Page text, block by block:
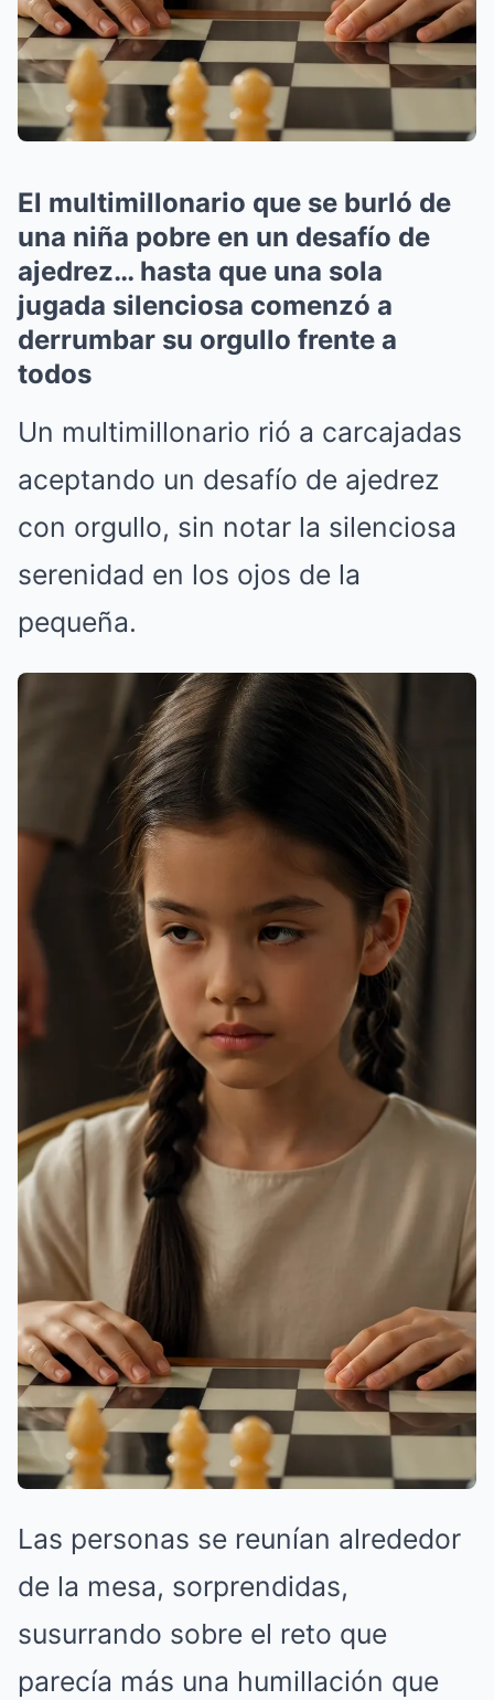
El multimillonario que se burló de
una niña pobre en un desafío de
ajedrez… hasta que una sola
jugada silenciosa comenzó a
derrumbar su orgullo frente a
todos
Un multimillonario rió a carcajadas
aceptando un desafío de ajedrez
con orgullo, sin notar la silenciosa
serenidad en los ojos de la
pequeña.
Las personas se reunían alrededor
de la mesa, sorprendidas,
susurrando sobre el reto que
parecía más una humillación que